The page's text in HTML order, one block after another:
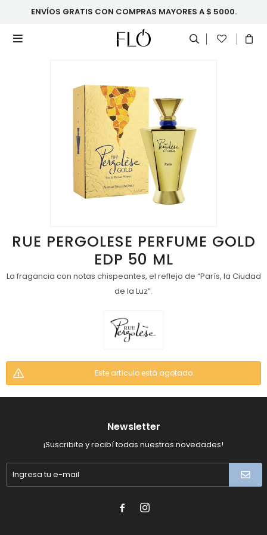
ENVÍOS GRATIS CON COMPRAS MAYORES A $ 5000.

RUE PERGOLESE PERFUME GOLD
EDP 50 ML
La fragancia con notas chispeantes, el reflejo de “París, la Ciudad
de la Luz”.
Este artículo está agotado.
Newsletter
¡Suscribite y recibí todas nuestras novedades!
 